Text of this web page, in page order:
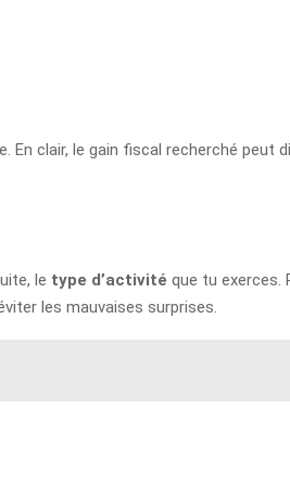
clair, le gain fiscal recherché peut
le type d’activité que tu exerces.
les mauvaises surprises.